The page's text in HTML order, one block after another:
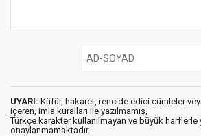
UYARI: Küfür, hakaret, rencide edici cümleler
içeren, imla kuralları ile yazılmamış,
Türkçe karakter kullanılmayan ve büyük harflerle
onaylanmamaktadır.